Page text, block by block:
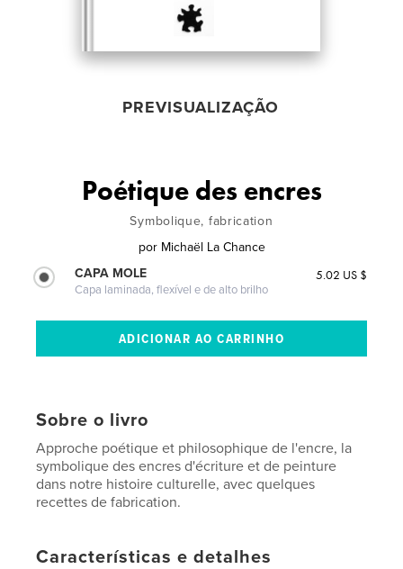
PREVISUALIZAÇÃO
Poétique des encres
Symbolique, fabrication
por Michaël La Chance
CAPA MOLE
Capa laminada, flexível e de alto brilho
5.02 US $
Sobre o livro
Approche poétique et philosophique de l'encre, la
symbolique des encres d'écriture et de peinture
dans notre histoire culturelle, avec quelques
recettes de fabrication.
Características e detalhes